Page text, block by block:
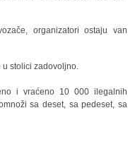
organizatori ostaju van
u stolici zadovoljno.
i vraćeno 10 000 ilegalnih
sa deset, sa pedeset, sa